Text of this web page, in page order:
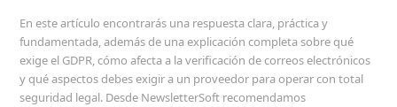
En este artículo encontrarás una respuesta clara, práctica y
fundamentada, además de una explicación completa sobre qué
exige el GDPR, cómo afecta a la verificación de correos electrónicos
y qué aspectos debes exigir a un proveedor para operar con total
seguridad legal. Desde NewsletterSoft recomendamos